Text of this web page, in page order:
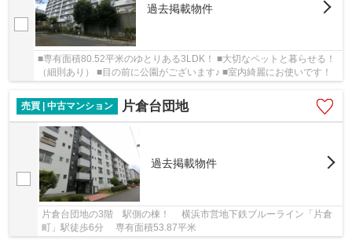
過去掲載物件
■専有面積80.52平米のゆとりある3LDK！ ■大切なペットと暮らせる！
（細則あり） ■目の前に公園がございます♪ ■室内綺麗にお使いです！
売買 | 中古マンション 片倉台団地
過去掲載物件
片倉台団地の3階 駅側の棟！ 横浜市営地下鉄ブルーライン「片倉
町」駅徒歩6分 専有面積53.87平米